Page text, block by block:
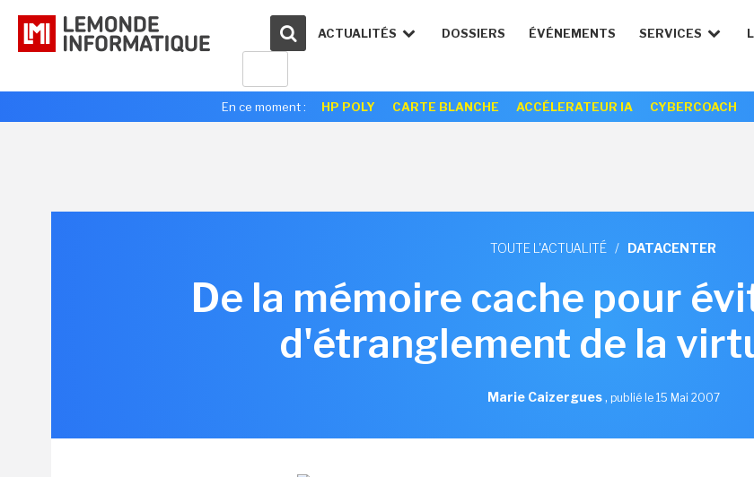
ACTUALITÉS DOSSIERS ÉVÉNEMENTS SERVICES
En ce moment : HP POLY CARTE BLANCHE ACCÉLERATEUR IA CYBERCOACH
TOUTE L'ACTUALITÉ / DATACENTER
De la mémoire cache pour
d'étranglement de la
Marie Caizergues, publié le 15 Mai 2007